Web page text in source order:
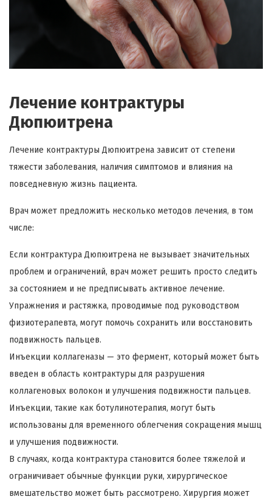
Лечение контрактуры
Дюпюитрена
Лечение контрактуры Дюпюитрена зависит от степени
тяжести заболевания, наличия симптомов и влияния на
повседневную жизнь пациента.
Врач может предложить несколько методов лечения, в том
числе:
Если контрактура Дюпюитрена не вызывает значительных
проблем и ограничений, врач может решить просто следить
за состоянием и не предписывать активное лечение.
Упражнения и растяжка, проводимые под руководством
физиотерапевта, могут помочь сохранить или восстановить
подвижность пальцев.
Инъекции коллагеназы — это фермент, который может быть
введен в область контрактуры для разрушения
коллагеновых волокон и улучшения подвижности пальцев.
Инъекции, такие как ботулинотерапия, могут быть
использованы для временного облегчения сокращения мышц
и улучшения подвижности.
В случаях, когда контрактура становится более тяжелой и
ограничивает обычные функции руки, хирургическое
вмешательство может быть рассмотрено. Хирургия может